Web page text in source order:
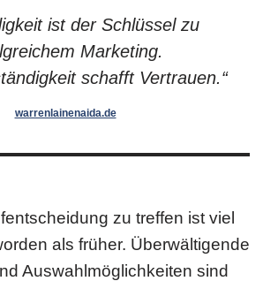
ist der Schlüssel zu
Marketing.
schafft Vertrauen.“
warrenlainenaida.de
zu treffen ist viel
als früher. Überwältigende
Auswahlmöglichkeiten sind